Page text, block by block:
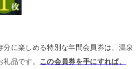
分に楽しめる特別な年間会員券は、温泉
品です。 この会員券を手にすれば、